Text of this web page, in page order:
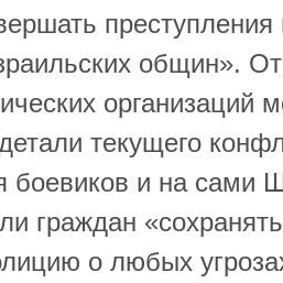
общин».
организаций
текущего
боевиков и на сами
граждан
о любых